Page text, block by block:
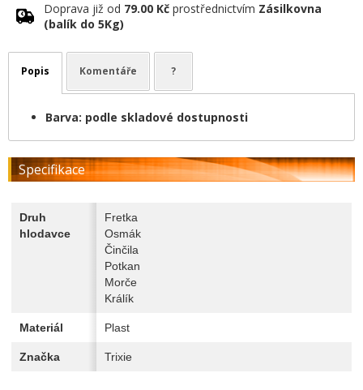
Doprava již od 79.00 Kč prostřednictvím Zásilkovna
(balík do 5Kg)
Popis Komentáře ?
Barva: podle skladové dostupnosti
Specifikace
Druh
hlodavce
Fretka
Osmák
Činčila
Potkan
Morče
Králík
Materiál Plast
Značka Trixie